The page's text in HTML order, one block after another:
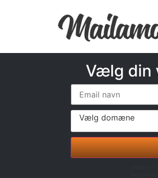
Vælg din
Vælg domæne